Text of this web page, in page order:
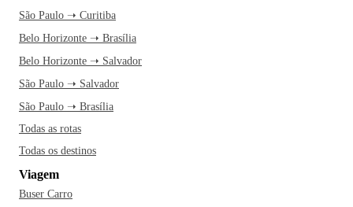
São Paulo ➝ Curitiba
Belo Horizonte ➝ Brasília
Belo Horizonte ➝ Salvador
São Paulo ➝ Salvador
São Paulo ➝ Brasília
Todas as rotas
Todas os destinos
Viagem
Buser Carro